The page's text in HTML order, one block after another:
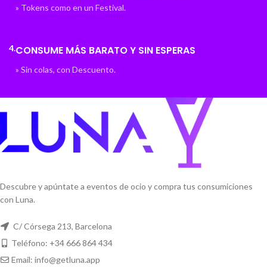
» Tokens como en un Festival.
4.CONSUME MÁS BARATO Y SIN ESPERAS
» Sin colas, con Descuento.
Descubre y apúntate a eventos de ocio y compra tus consumiciones
con Luna.
C/ Córsega 213, Barcelona
Teléfono: +34 666 864 434
Email: info@getluna.app